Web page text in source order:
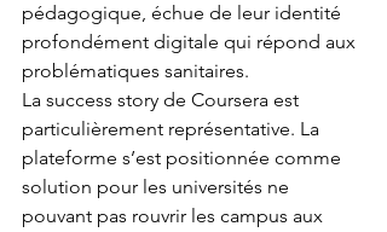
pédagogique, échue de leur identité
profondément digitale qui répond aux
problématiques sanitaires.
La success story de Coursera est
particulièrement représentative. La
plateforme s’est positionnée comme
solution pour les universités ne
pouvant pas rouvrir les campus aux